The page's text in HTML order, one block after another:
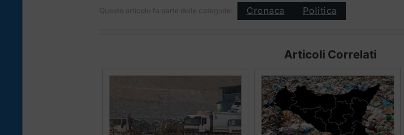
Questo articolo fa parte delle categorie: Cronaca Politica
Articoli Correlati